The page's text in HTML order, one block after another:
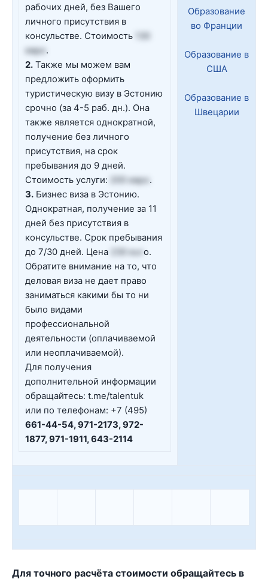
рабочих дней, без Вашего
личного присутствия в
консульстве. Стоимость
евро .
2. Также мы можем вам
предложить оформить
туристическую визу в Эстонию
срочно (за 4-5 раб. дн.). Она
также является однократной,
получение без личного
присутствия, на срок
пребывания до 9 дней.
Стоимость услуги:
200 евро .
3. Бизнес виза в Эстонию.
Однократная, получение за 11
дней без присутствия в
консульстве. Срок пребывания
до 7/30 дней. Цена
230 eur o.
Обратите внимание на то, что
деловая виза не дает право
заниматься какими бы то ни
было видами
профессиональной
деятельности (оплачиваемой
или неоплачиваемой).
Для получения
дополнительной информации
обращайтесь: t.me/talentuk
или по телефонам: +7 (495)
661-44-54, 971-2173, 972-
1877, 971-1911, 643-2114
Образование
во Франции
Образование в
США
Образование в
Швецарии
Для точного расчёта стоимости обращайтесь в